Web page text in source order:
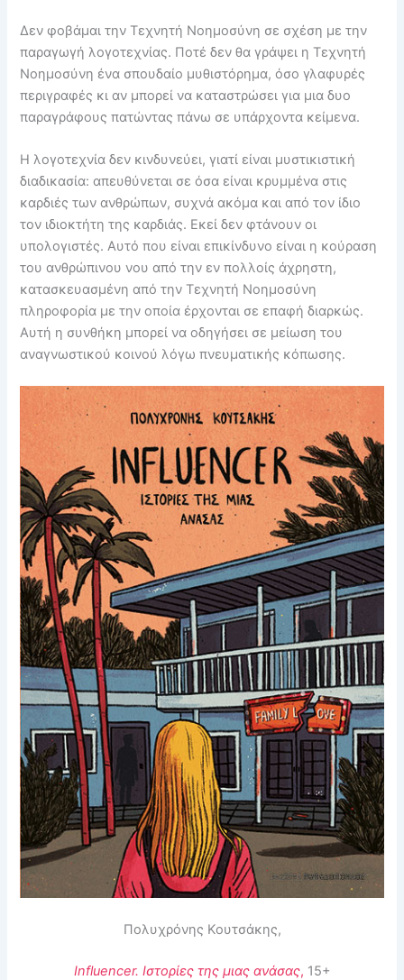
Δεν φοβάμαι την Τεχνητή Νοημοσύνη σε σχέση με την
παραγωγή λογοτεχνίας. Ποτέ δεν θα γράψει η Τεχνητή
Νοημοσύνη ένα σπουδαίο μυθιστόρημα, όσο γλαφυρές
περιγραφές κι αν μπορεί να καταστρώσει για μια δυο
παραγράφους πατώντας πάνω σε υπάρχοντα κείμενα.
Η λογοτεχνία δεν κινδυνεύει, γιατί είναι μυστικιστική
διαδικασία: απευθύνεται σε όσα είναι κρυμμένα στις
καρδιές των ανθρώπων, συχνά ακόμα και από τον ίδιο
τον ιδιοκτήτη της καρδιάς. Εκεί δεν φτάνουν οι
υπολογιστές. Αυτό που είναι επικίνδυνο είναι η κούραση
του ανθρώπινου νου από την εν πολλοίς άχρηστη,
κατασκευασμένη από την Τεχνητή Νοημοσύνη
πληροφορία με την οποία έρχονται σε επαφή διαρκώς.
Αυτή η συνθήκη μπορεί να οδηγήσει σε μείωση του
αναγνωστικού κοινού λόγω πνευματικής κόπωσης.
Πολυχρόνης Κουτσάκης,
Influencer. Ιστορίες της μιας ανάσας, 15+